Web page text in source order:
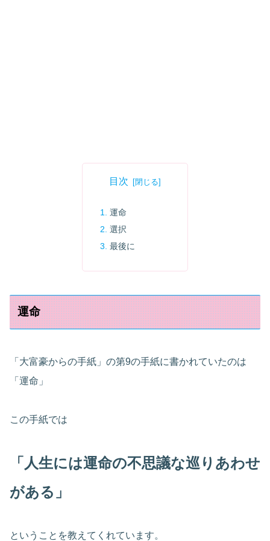
目次
運命
選択
最後に
運命
「大富豪からの手紙」の第9の手紙に書かれていたのは
「運命」
この手紙では
「人生には運命の不思議な巡りあわせ
がある」
ということを教えてくれています。